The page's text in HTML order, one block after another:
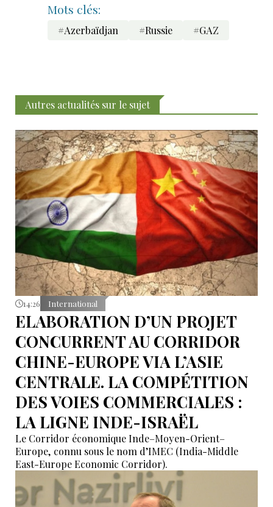
Mots clés:
#Azerbaïdjan #Russie #GAZ
Autres actualités sur le sujet
14:26 International
ELABORATION D’UN PROJET
CONCURRENT AU CORRIDOR
CHINE-EUROPE VIA L’ASIE
CENTRALE. LA COMPÉTITION
DES VOIES COMMERCIALES :
LA LIGNE INDE-ISRAËL
Le Corridor économique Inde–Moyen-Orient–
Europe, connu sous le nom d’IMEC (India-Middle
East-Europe Economic Corridor).